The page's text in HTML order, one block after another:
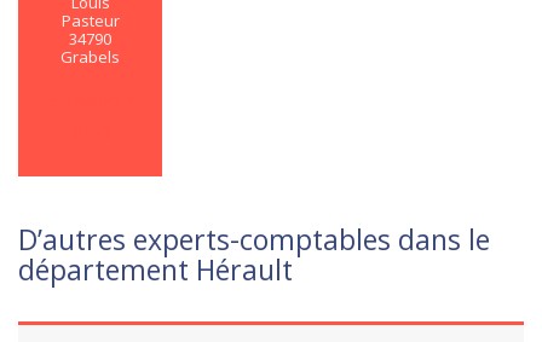
Pasteur
34790
Grabels
D’autres experts-comptables dans le
département Hérault